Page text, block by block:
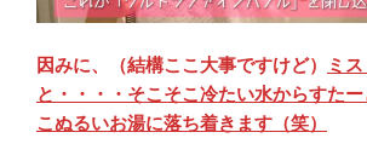
因みに、（結構ここ大事ですけど）
ミ
と・・・・そこそこ冷たい水からすた
こぬるいお湯に落ち着きます（笑）